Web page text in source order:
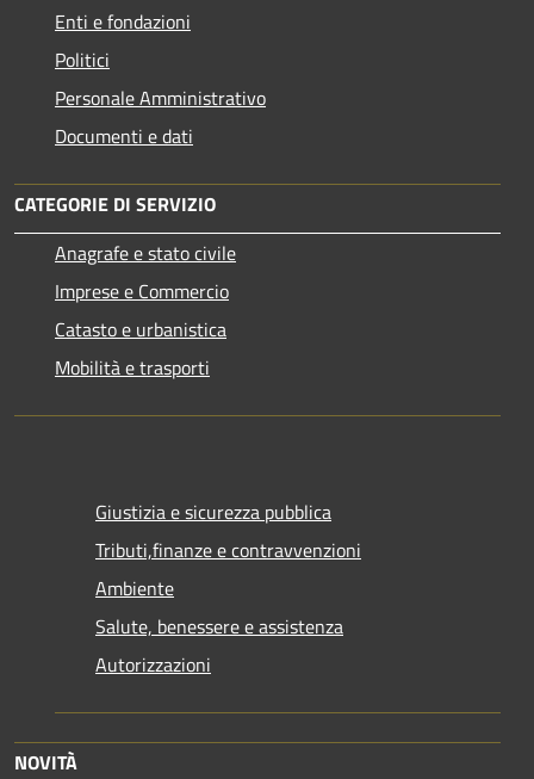
Enti e fondazioni
Politici
Personale Amministrativo
Documenti e dati
CATEGORIE DI SERVIZIO
Anagrafe e stato civile
Imprese e Commercio
Catasto e urbanistica
Mobilità e trasporti
Giustizia e sicurezza pubblica
Tributi,finanze e contravvenzioni
Ambiente
Salute, benessere e assistenza
Autorizzazioni
NOVITÀ